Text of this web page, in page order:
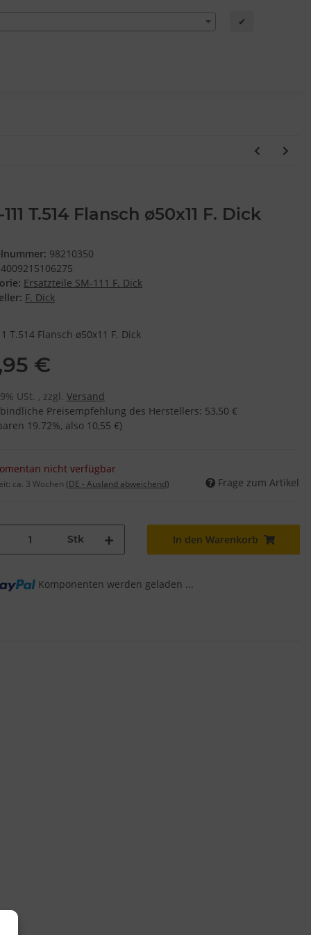
✔
T.514 Flansch ø50x11 F. Dick
98210350
4009215106275
Ersatzteile SM-111 F. Dick
F. Dick
T.514 Flansch ø50x11 F. Dick
€
USt. , zzgl. Versand
Preisempfehlung des Herstellers: 53,50 €
19.72%, also 10,55 €)
nicht verfügbar
ca. 3 Wochen (DE - Ausland abweichend) Frage zum Artikel
Stk In den Warenkorb
Komponenten werden geladen ...